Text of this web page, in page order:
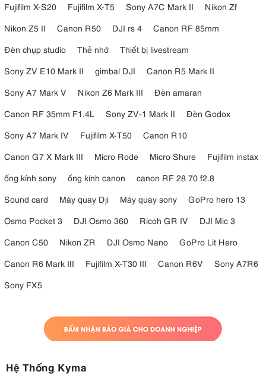
Fujifilm X-S20
Fujifilm X-T5 Sony A7C Mark II
Nikon Zf
Nikon Z5 II
Canon R50 DJI rs 4
Canon RF 85mm
Đèn chụp studio
Thẻ nhớ
Thiết bị livestream
Sony ZV E10 Mark II
gimbal DJI
Canon R5 Mark II
Sony A7 Mark V
Nikon Z6 Mark III
Đèn amaran
Canon RF 35mm F1.4L
Sony ZV-1 Mark II
Đèn Godox
Sony A7 Mark IV
Fujifilm X-T50
Canon R10
Canon G7 X Mark III
Micro Rode Micro Shure
Fujifilm instax
ống kính sony
ống kính canon
canon RF 28 70 f2.8
Sound card
Máy quay Dji Máy quay sony
GoPro hero 13
Osmo Pocket 3
DJI Osmo 360 Ricoh GR IV
DJI Mic 3
Canon C50
Nikon ZR DJI Osmo Nano
GoPro Lit Hero
Canon R6 Mark III
Fujifilm X-T30 III Canon R6V
Sony A7R6
Sony FX5
Hệ Thống Kyma